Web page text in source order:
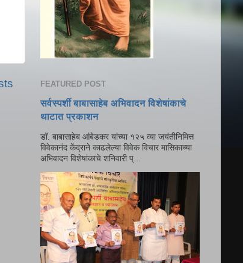
FEATURED POST
सर्वस्पर्शी बाबासाहेब अभिवादन विशेषांकाचे
थाटात प्रकाशन
डॉ. बाबासाहेब आंबेडकर यांच्या १२५ व्या जयंतीनिमित्त
विवेकानंद केंद्राने काढलेल्या विवेक विचार मासिकाच्या
अभिवादन विशेषांकाचे शनिवारी प्...